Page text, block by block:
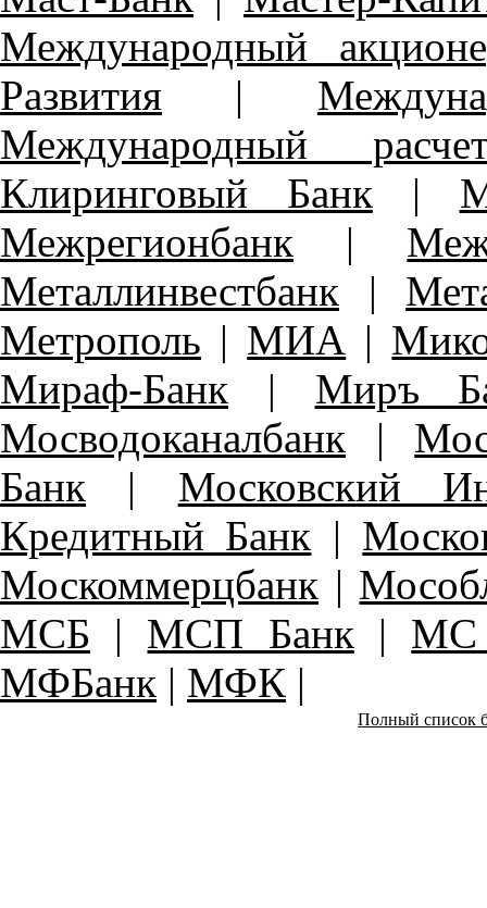
Международный
Развития |
Международный
Клиринговый Банк |
Межрегионбанк |
Металлинвестбанк |
Метрополь | МИА |
Мираф-Банк | Миръ
Мосводоканалбанк |
Банк | Московский
Кредитный Банк |
Москоммерцбанк |
МСБ | МСП Банк | МС
МФБанк | МФК |
Полный список